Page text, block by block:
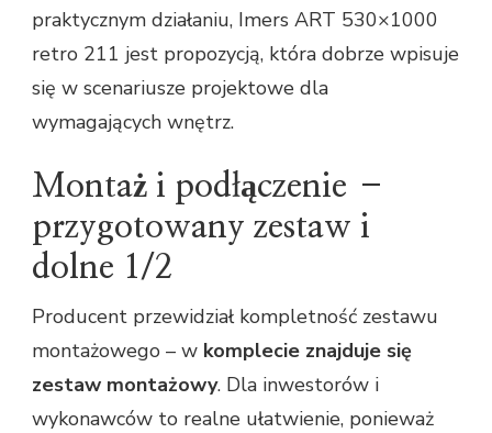
praktycznym działaniu, Imers ART 530×1000
retro 211 jest propozycją, która dobrze wpisuje
się w scenariusze projektowe dla
wymagających wnętrz.
Montaż i podłączenie –
przygotowany zestaw i
dolne 1/2
Producent przewidział kompletność zestawu
montażowego – w komplecie znajduje się
zestaw montażowy. Dla inwestorów i
wykonawców to realne ułatwienie, ponieważ